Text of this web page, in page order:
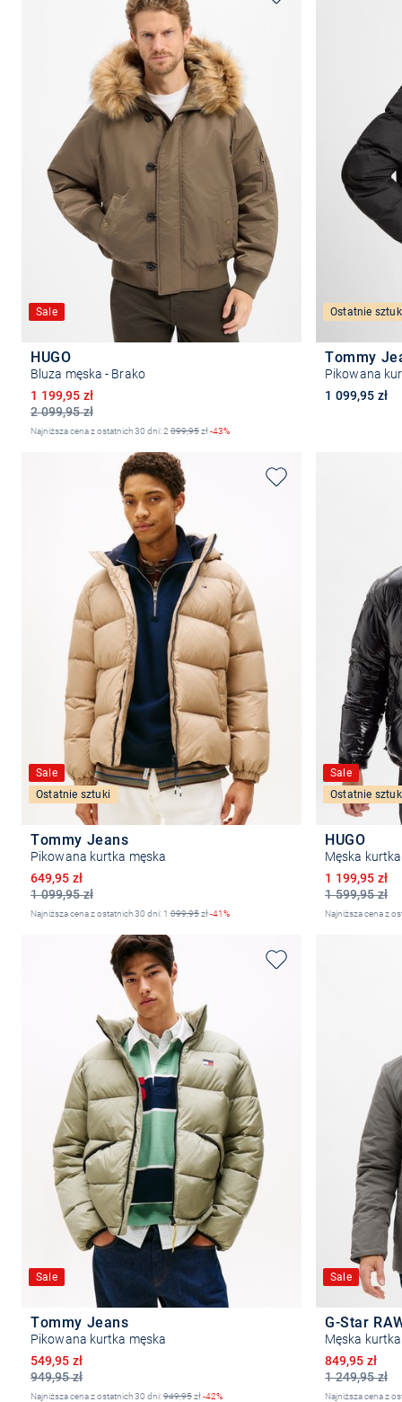
Sale
HUGO
Bluza męska - Brako
2 099,95 zł
Obniżona cena
1 199,95 zł
Najniższa cena z ostatnich 30 dni: 2 099,95zł-43%
Wybierz rozmiar
Ostatnie
Tommy
Pikowana
1 099,95 zł
Sale
Ostatnie sztuki
Tommy Jeans
Pikowana kurtka męska
1 099,95 zł
Obniżona cena
649,95 zł
Najniższa cena z ostatnich 30 dni: 1 099,95zł-41%
Wybierz rozmiar
Sale
Ostatnie
HUGO
Męska
1 599,95 zł
Obniżona cena
1 199,95 zł
Najniższa cena z
Sale
Tommy Jeans
Pikowana kurtka męska
949,95 zł
Obniżona cena
549,95 zł
Najniższa cena z ostatnich 30 dni:949,95zł-42%
Sale
G-Star
Męska
1 249,95 zł
Obniżona cena
849,95 zł
Najniższa cena z